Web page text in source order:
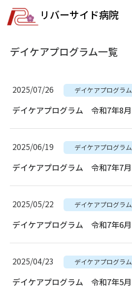
リバーサイド病院
デイケアプログラム一覧
2025/07/26 デイケアプログラム
デイケアプログラム 令和7年8月
2025/06/19 デイケアプログラム
デイケアプログラム 令和7年7月
2025/05/22 デイケアプログラム
デイケアプログラム 令和7年6月
2025/04/23 デイケアプログラム
デイケアプログラム 令和7年5月